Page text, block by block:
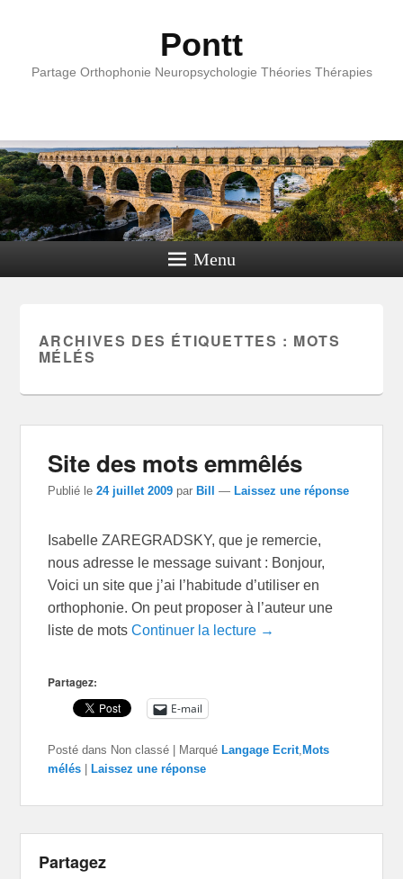
Pontt
Partage Orthophonie Neuropsychologie Théories Thérapies
Menu
ARCHIVES DES ÉTIQUETTES : MOTS
MÉLÉS
Site des mots emmêlés
Publié le24 juillet 2009 par Bill — Laissez une réponse
Isabelle ZAREGRADSKY, que je remercie,
nous adresse le message suivant : Bonjour,
Voici un site que j’ai l’habitude d’utiliser en
orthophonie. On peut proposer à l’auteur une
liste de motsContinuer la lecture →
Partagez:
E-mail
Posté dans Non classé Marqué Langage Ecrit, Mots
mélés
Laissez une réponse
Partagez